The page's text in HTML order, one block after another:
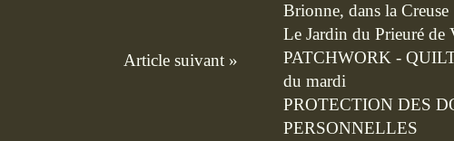
Article suivant »
Brionne, dans la Creuse
Le Jardin du Prieuré de
PATCHWORK -
du mardi
PROTECTION DES
PERSONNELLES